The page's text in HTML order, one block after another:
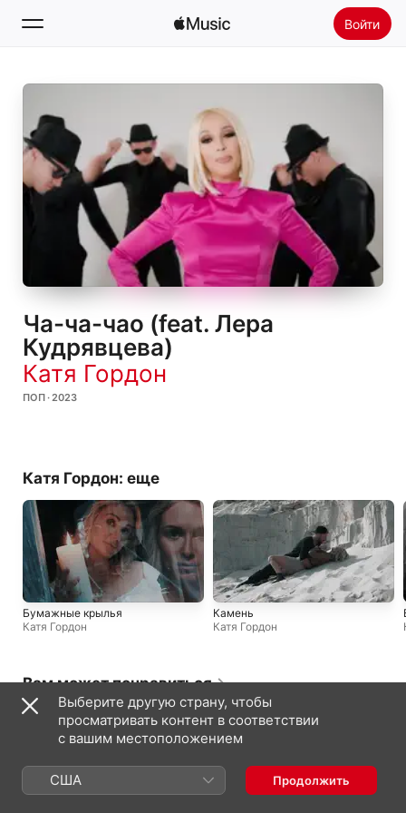
Войти
Поиск
Главная
Радио
Установить Apple Music
Ча-ча-чао (feat. Лера
Кудрявцева)
Катя Гордон
ПОП · 2023
Катя Гордон: еще
Бумажные крылья
Катя Гордон
Камень
Катя Гордон
Вам может понравиться
Выберите другую страну, чтобы
просматривать контент в соответствии
с вашим местоположением
США Продолжить